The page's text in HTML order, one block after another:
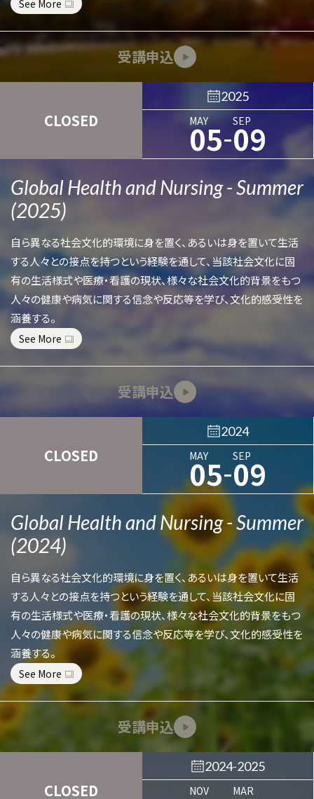
See More
受講申込
CLOSED
2025
MAY
05-SEP
09
Global Health and Nursing - Summer
(2025)
自ら異なる社会文化的環境に身を置く、あるいは身を置いて生活
する人々との接点を持つという経験を通して、当該社会文化に固
有の生活様式や医療・看護の現状、様々な社会文化的背景をもつ
人々の健康や病気に関する信念や反応等を学び、文化的感受性を
涵養する。
See More
受講申込
CLOSED
2024
MAY
05-SEP
09
Global Health and Nursing - Summer
(2024)
自ら異なる社会文化的環境に身を置く、あるいは身を置いて生活
する人々との接点を持つという経験を通して、当該社会文化に固
有の生活様式や医療・看護の現状、様々な社会文化的背景をもつ
人々の健康や病気に関する信念や反応等を学び、文化的感受性を
涵養する。
See More
受講申込
CLOSED
2024-2025
NOV MAR